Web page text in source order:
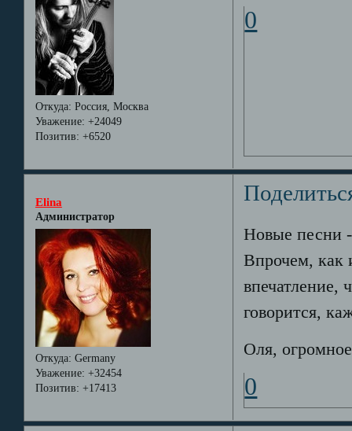
Откуда: Россия, Москва
Уважение: +24049
Позитив: +6520
0
Elina
Администратор
Откуда: Germany
Уважение: +32454
Позитив: +17413
Новые песни
Впрочем, как
впечатление,
говорится,
Оля,
0